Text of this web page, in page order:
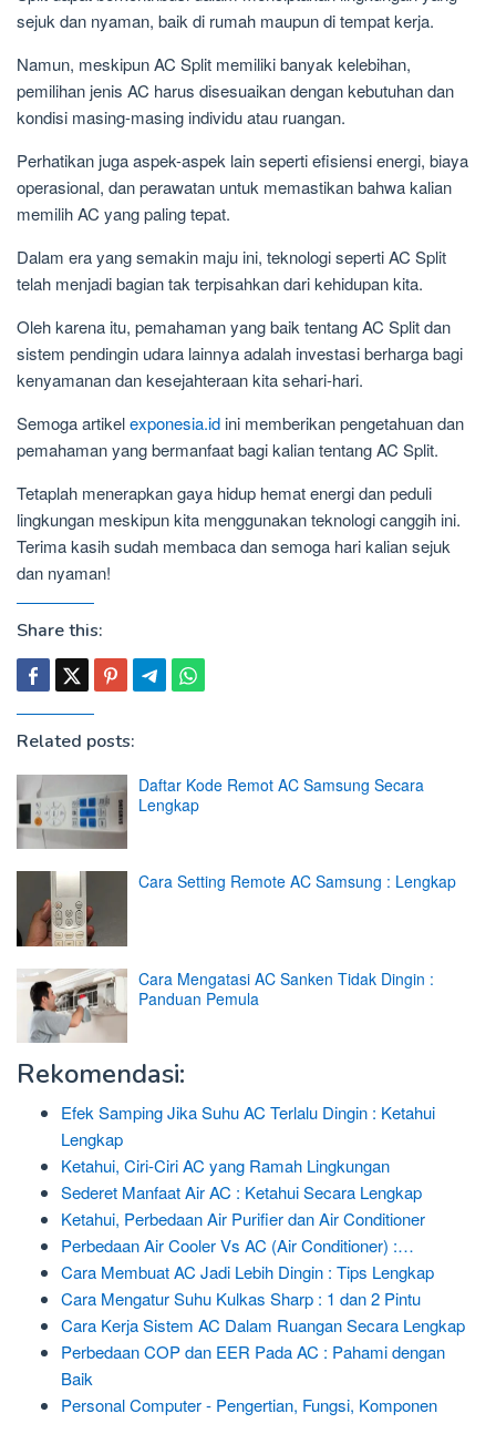
sejuk dan nyaman, baik di rumah maupun di tempat kerja.
Namun, meskipun AC Split memiliki banyak kelebihan,
pemilihan jenis AC harus disesuaikan dengan kebutuhan dan
kondisi masing-masing individu atau ruangan.
Perhatikan juga aspek-aspek lain seperti efisiensi energi, biaya
operasional, dan perawatan untuk memastikan bahwa kalian
memilih AC yang paling tepat.
Dalam era yang semakin maju ini, teknologi seperti AC Split
telah menjadi bagian tak terpisahkan dari kehidupan kita.
Oleh karena itu, pemahaman yang baik tentang AC Split dan
sistem pendingin udara lainnya adalah investasi berharga bagi
kenyamanan dan kesejahteraan kita sehari-hari.
Semoga artikelexponesia.id ini memberikan pengetahuan dan
pemahaman yang bermanfaat bagi kalian tentang AC Split.
Tetaplah menerapkan gaya hidup hemat energi dan peduli
lingkungan meskipun kita menggunakan teknologi canggih ini.
Terima kasih sudah membaca dan semoga hari kalian sejuk
dan nyaman!
Share this:
Related posts:
Daftar Kode Remot AC Samsung Secara
Lengkap
Cara Setting Remote AC Samsung : Lengkap
Cara Mengatasi AC Sanken Tidak Dingin :
Panduan Pemula
Rekomendasi:
Efek Samping Jika Suhu AC Terlalu Dingin : Ketahui
Lengkap
Ketahui, Ciri-Ciri AC yang Ramah Lingkungan
Sederet Manfaat Air AC : Ketahui Secara Lengkap
Ketahui, Perbedaan Air Purifier dan Air Conditioner
Perbedaan Air Cooler Vs AC (Air Conditioner) :…
Cara Membuat AC Jadi Lebih Dingin : Tips Lengkap
Cara Mengatur Suhu Kulkas Sharp : 1 dan 2 Pintu
Cara Kerja Sistem AC Dalam Ruangan Secara Lengkap
Perbedaan COP dan EER Pada AC : Pahami dengan
Baik
Personal Computer - Pengertian, Fungsi, Komponen